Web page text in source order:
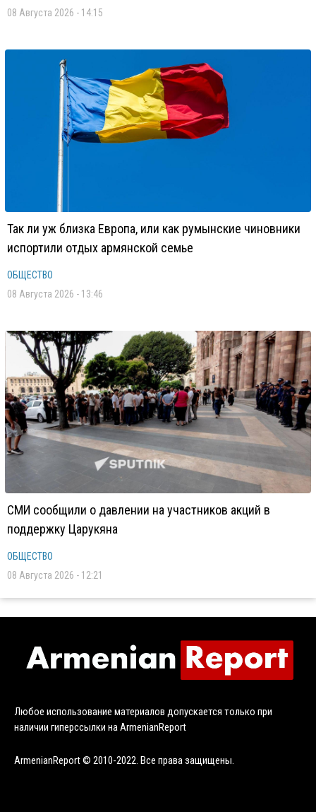
08 Августа 2026 - 14:15
Так ли уж близка Европа, или как румынские чиновники
испортили отдых армянской семье
ОБЩЕСТВО
08 Августа 2026 - 13:46
СМИ сообщили о давлении на участников акций в
поддержку Царукяна
ОБЩЕСТВО
08 Августа 2026 - 12:21
Любое использование материалов допускается только при
наличии гиперссылки на ArmenianReport
ArmenianReport © 2010-2022. Все права защищены.